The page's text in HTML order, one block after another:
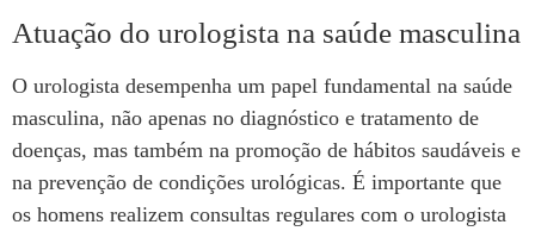
Atuação do urologista na saúde masculina
O urologista desempenha um papel fundamental na saúde
masculina, não apenas no diagnóstico e tratamento de
doenças, mas também na promoção de hábitos saudáveis e
na prevenção de condições urológicas. É importante que
os homens realizem consultas regulares com o urologista